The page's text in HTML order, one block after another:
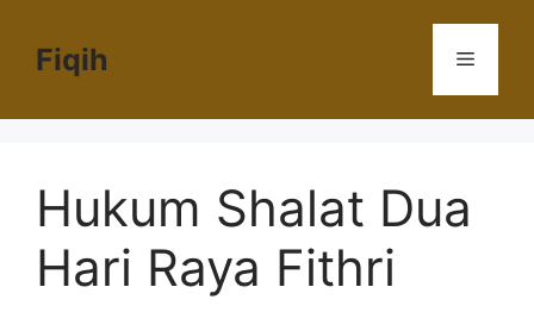
Fiqih Menu
Hukum Shalat Dua
Hari Raya Fithri